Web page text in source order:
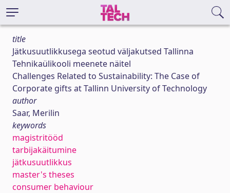
title
Jätkusuutlikkusega seotud väljakutsed Tallinna
Tehnikaülikooli meenete näitel
Challenges Related to Sustainability: The Case of
Corporate gifts at Tallinn University of Technology
author
Saar, Merilin
keywords
magistritööd
tarbijakäitumine
jätkusuutlikkus
master's theses
consumer behaviour